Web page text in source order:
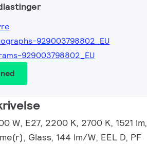
929003798802_EU
929003798802_EU
W, E27, 2200 K, 2700 K, 1521 lm,
Glass, 144 lm/W, EEL D, PF